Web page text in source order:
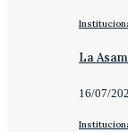
La
16/07/